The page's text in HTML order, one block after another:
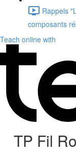
Rappels
composants
Teach online with
TP Fil